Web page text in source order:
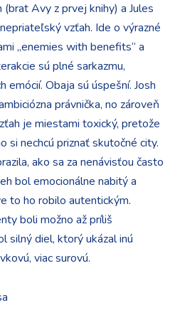
(brat Avy z prvej knihy) a Jules
vzťah. Ide o výrazné
„enemies with benefits“ a
sú plné sarkazmu,
emócií. Obaja sú úspešní. Josh
právnička, no zároveň
je miestami toxický, pretože
si nechcú priznať skutočné city.
ako sa za nenávisťou často
bol emocionálne nabitý a
to ho robilo autentickým.
boli možno až príliš
silný diel, ktorý ukázal inú
viac surovú.